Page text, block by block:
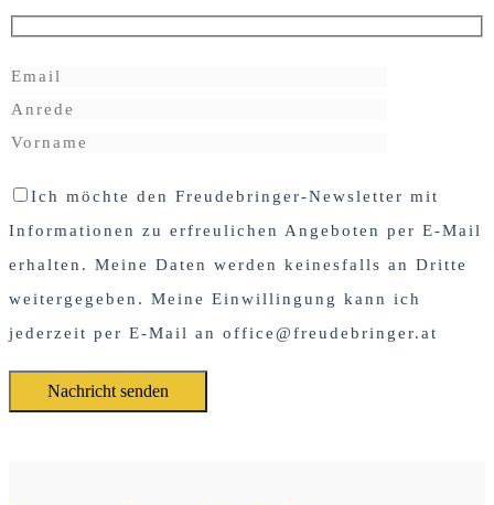
Ich möchte den Freudebringer-Newsletter mit
Informationen zu erfreulichen Angeboten per E-Mail
erhalten. Meine Daten werden keinesfalls an Dritte
weitergegeben. Meine Einwillingung kann ich
jederzeit per E-Mail an office@freudebringer.at